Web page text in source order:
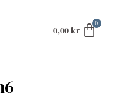
0,00 kr